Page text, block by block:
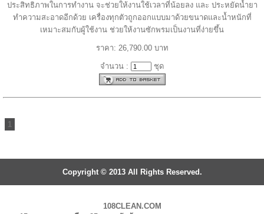
ประสิทธิภาพในการทำงาน จะช่วยให้งานใช้เวลาที่น้อยลง และ ประหยัดน้ำยา
ทำความสะอาดอีกด้วย เครื่องทุกตัวถูกออกแบบมาด้วยขนาดและน้ำหนักที่
เหมาะสมกับผู้ใช้งาน ช่วยให้งานซักพรมเป็นงานที่ง่ายขึ้น
ราคา: 26,790.00 บาท
จำนวน : ชุด
1
Copyright © 2013 All Rights Reserved.
108CLEAN.COM